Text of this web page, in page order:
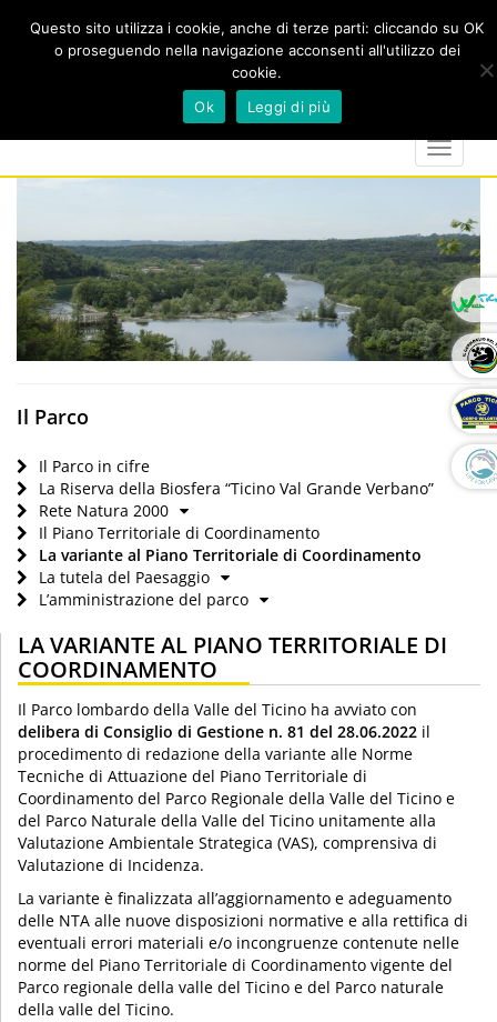
marker
calendar
Toggle
Il Parco
Il Parco in cifre
La Riserva della Biosfera “Ticino Val Grande Verbano”
Rete Natura 2000
Il Piano Territoriale di Coordinamento
La variante al Piano Territoriale di Coordinamento
La tutela del Paesaggio
L’amministrazione del parco
LA VARIANTE AL PIANO TERRITORIALE DI
COORDINAMENTO
Il Parco lombardo della Valle del Ticino ha avviato con
delibera di Consiglio di Gestione n. 81 del 28.06.2022 il
procedimento di redazione della variante alle Norme
Tecniche di Attuazione del Piano Territoriale di
Coordinamento del Parco Regionale della Valle del Ticino e
del Parco Naturale della Valle del Ticino unitamente alla
Valutazione Ambientale Strategica (VAS), comprensiva di
Valutazione di Incidenza.
La variante è finalizzata all’aggiornamento e adeguamento
delle NTA alle nuove disposizioni normative e alla rettifica di
eventuali errori materiali e/o incongruenze contenute nelle
norme del Piano Territoriale di Coordinamento vigente del
Parco regionale della valle del Ticino e del Parco naturale
della valle del Ticino.
Questo sito utilizza i cookie, anche di terze parti: cliccando su OK
o proseguendo nella navigazione acconsenti all'utilizzo dei
cookie.
Ok
Leggi di più